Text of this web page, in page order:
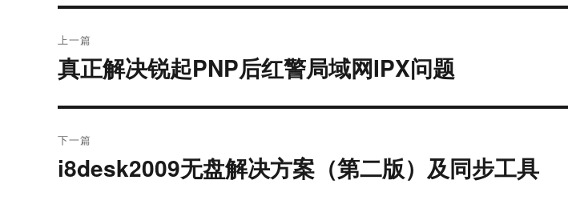
章
上一篇
上
篇
文
章：
真正解决锐起PNP后红警局域网IPX问题
下一篇
下
i8desk2009无盘解决方案（第二版）及同步工具